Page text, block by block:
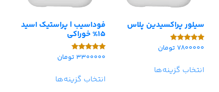
سیلور پراکسیدین پلاس
امتیاز
7800000 تومان
انتخاب گزینه‌ها
فوداسیب | پراستیک اسید
15% خوراکی
امتیاز
3300000 تومان
انتخاب گزینه‌ها